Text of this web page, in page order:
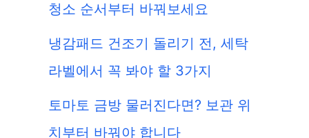
청소 순서부터 바꿔보세요
냉감패드 건조기 돌리기 전, 세탁
라벨에서 꼭 봐야 할 3가지
토마토 금방 물러진다면? 보관 위
치부터 바꿔야 합니다